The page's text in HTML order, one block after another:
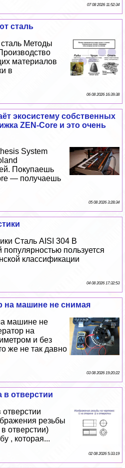
07 08 2026 11:52:34
сталь
сталь Методы
материалов
в
06 08 2026 16:39:38
экосистему собственных
ZEN-Core и это очень
System
Покупаешь
— получаешь
05 08 2026 3:28:34
Сталь AISI 304 В
пользуется
классификации
04 08 2026 17:32:53
на машине не снимая
машине не
на
и без
же не так давно
03 08 2026 19:20:22
в отверстии
отверстии
резьбы
отверстии)
, которая...
02 08 2026 5:33:19